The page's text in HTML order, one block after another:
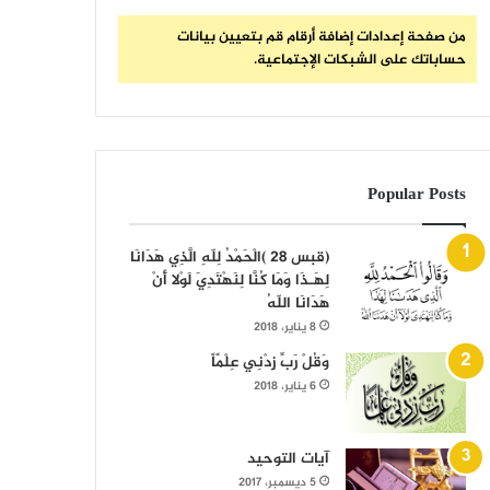
من صفحة إعدادات إضافة أرقام قم بتعيين بيانات
حساباتك على الشبكات الإجتماعية.
Popular Posts
(قبس 28 )الْحَمْدُ لِلّهِ الَّذِي هَدَانَا
لِهَـذَا وَمَا كُنَّا لِنَهْتَدِيَ لَوْلا أَنْ
هَدَانَا اللّهُ
8 يناير، 2018
وَقُلْ رَبِّ زِدْنِي عِلْمًاً
6 يناير، 2018
آيات التوحيد
5 ديسمبر، 2017